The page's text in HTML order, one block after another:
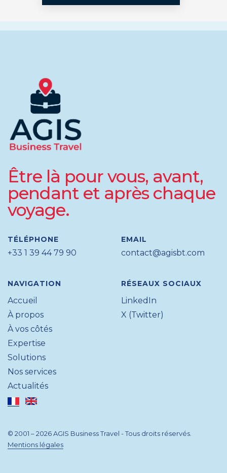
Être là pour vous, avant,
pendant et après chaque
voyage.
TÉLÉPHONE
+33 1 39 44 79 90
EMAIL
contact@agisbt.com
NAVIGATION
Accueil
À propos
À vos côtés
Expertise
Solutions
Nos services
Actualités
RÉSEAUX SOCIAUX
LinkedIn
X (Twitter)
© 2001 – 2026 AGIS Business Travel - Tous droits réservés.
Mentions légales